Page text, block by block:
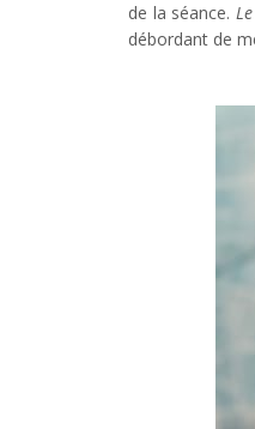
de la séance.
débordant de